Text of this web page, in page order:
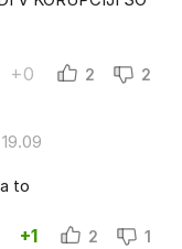
+0 2 2
to
+1 2 1